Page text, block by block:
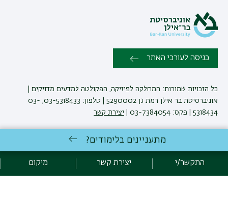
כניסה לעורכי האתר
כל הזכויות שמורות: המחלקה לפיזיקה, הפקולטה למדעים מדויקים |
אוניברסיטת בר אילן רמת גן 5290002 | טלפון: 03-5318433, 03-
5318434 | פקס: 03-7384054 |
יצירת קשר
באוניברסיטת בר-אילן
הצהרת נגישות
מדיניות פרטיות
מתעניינים בלימודים?
התקשר/י יצירת קשר מיקום